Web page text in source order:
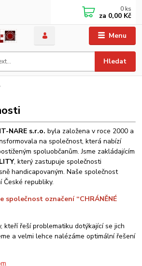
Menu
Hledat
0 ks
za 0,00 Kč
NARE s.r.o. byla založena v roce 2000 a
na společnost, která nabízí
spoluobčanům.Jsme zakládajícím
, který zastupuje společnosti
handicapovaným.Naše společnost
České republiky.
společnost označení “CHRÁNĚNÉ
kteří řešíproblematiku dotýkající se jich
a velmi lehce nalézámeoptimální řešení